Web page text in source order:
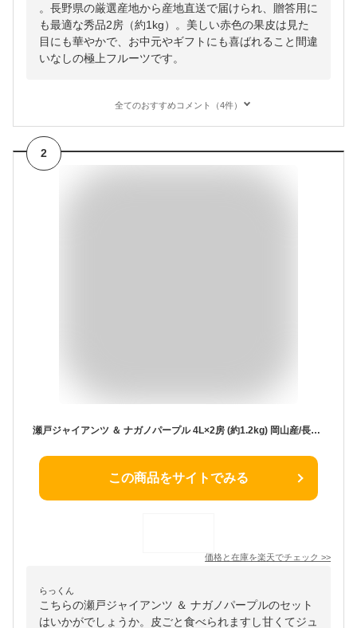
。長野県の厳選産地から産地直送で届けられ、贈答用に
も最適な秀品2房（約1kg）。美しい赤色の果皮は見た
目にも華やかで、お中元やギフトにも喜ばれること間違
いなしの極上フルーツです。
全てのおすすめコメント（4件）
2
瀬戸ジャイアンツ ＆ ナガノパープル 4L×2房 (約1.2kg) 岡山産/長野産 秀品 せとじゃいあんつ ながのぱーぷる ぶどう ブドウ 葡萄 皮ごと 種無し 食品 フルーツ 果物 ブドウ ギフト 贈答 進物 お供え 御供え 甘い 人気 男性 女性 喜ばれる 2025 送料無料
この商品をサイトでみる
価格と在庫を楽天でチェック >>
らっくん
こちらの瀬戸ジャイアンツ ＆ ナガノパープルのセット
はいかがでしょうか。皮ごと食べられますし甘くてジュ